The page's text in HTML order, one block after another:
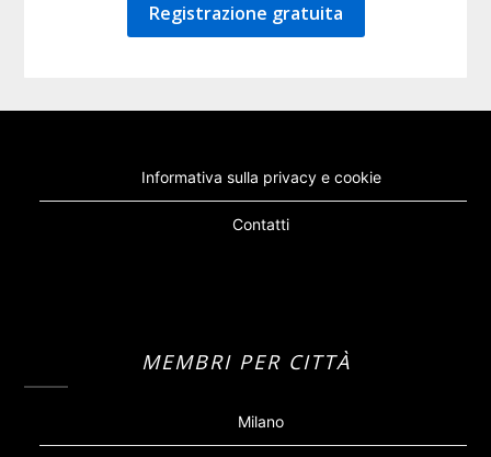
Registrazione gratuita
Informativa sulla privacy e cookie
Contatti
MEMBRI PER CITTÀ
Milano